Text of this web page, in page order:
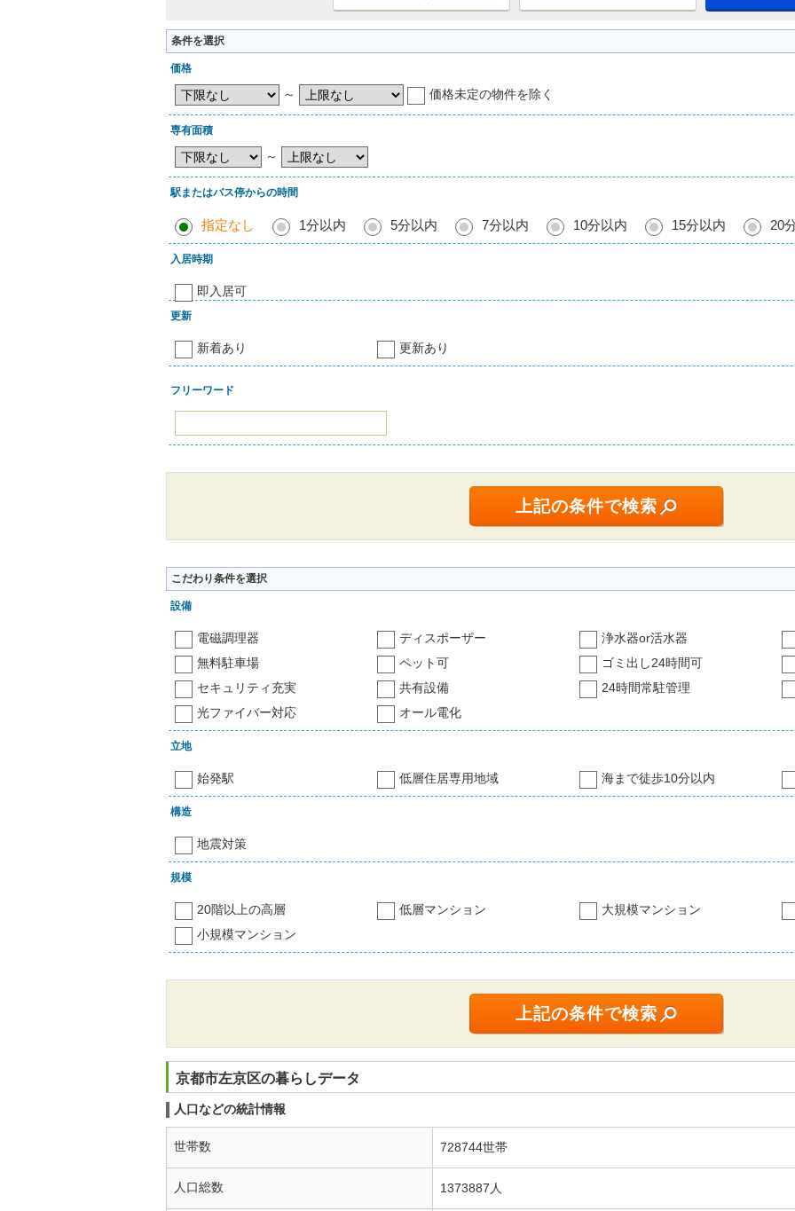
条件を選択
価格
～ 価格未定の物件を除く
専有面積
～
駅またはバス停からの時間
指定なし 1分以内 5分以内 7分以内 10分以内 15分以内 20
入居時期
即入居可
更新
新着あり 更新あり
フリーワード
こだわり条件を選択
設備
電磁調理器 ディスポーザー
浄水器or活水器
無料駐車場
ペット可
ゴミ出し24時間可
セキュリティ充実
共有設備
24時間常駐管理
光ファイバー対応
オール電化
立地
始発駅 低層住居専用地域 海まで徒歩10分以内
構造
地震対策
規模
20階以上の高層 低層マンション
大規模マンション
小規模マンション
京都市左京区の暮らしデータ
人口などの統計情報
世帯数 728744世帯
人口総数 1373887人